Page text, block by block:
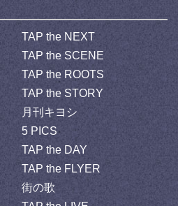
TAP the NEXT
TAP the SCENE
TAP the ROOTS
TAP the STORY
月刊キヨシ
5 PICS
TAP the DAY
TAP the FLYER
街の歌